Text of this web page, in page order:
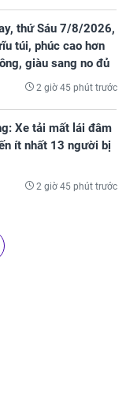
thứ Sáu 7/8/2026,
túi, phúc cao hơn
giàu sang no đủ
2 giờ 45 phút trước
Xe tải mất lái đâm
ít nhất 13 người bị
2 giờ 45 phút trước